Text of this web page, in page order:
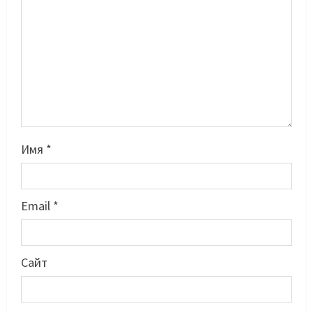
Имя *
Email *
Сайт